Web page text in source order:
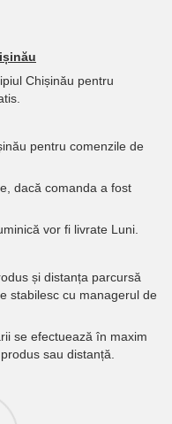
Chișinău pentru
pentru comenzile de
dacă comanda a fost
vor fi livrate Luni.
și distanța parcursă
stabilesc cu managerul de
se efectuează în maxim
sau distanță.